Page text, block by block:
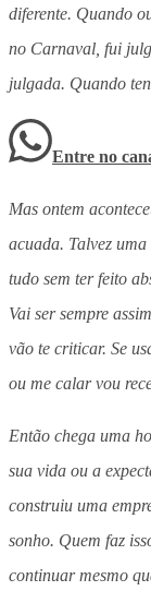
diferente. Quando
no Carnaval, fui
julgada. Quando
Entre no
Mas ontem
acuada. Talvez
tudo sem ter feito
Vai ser sempre
vão te criticar. Se
ou me calar vou
Então chega uma
sua vida ou a
construiu uma
sonho. Quem faz
continuar mesmo